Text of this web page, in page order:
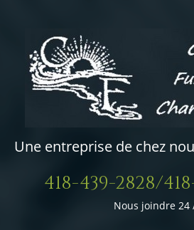
Une entreprise de chez
418-439-2828/
Nous joindre 24